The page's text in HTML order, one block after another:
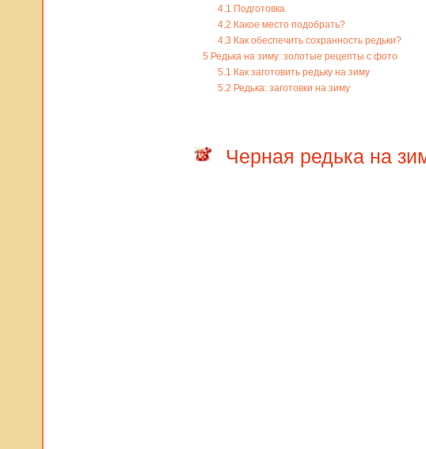
4.1 Подготовка
4.2 Какое место подобрать?
4.3 Как обеспечить сохранность редьки?
5 Редька на зиму: золотые рецепты с фото
5.1 Как заготовить редьку на зиму
5.2 Редька: заготовки на зиму
Черная редька на